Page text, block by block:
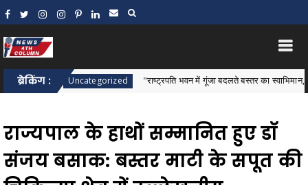
ब्रेकिंग :
Uncategorized "राष्ट्रपति भवन में गूंजा बदलते बस्तर का स्वाभिमान,
राज्यपाल के हाथों सम्मानित हुए डॉ
संजय बसाक: बस्तर माटी के सपूत की